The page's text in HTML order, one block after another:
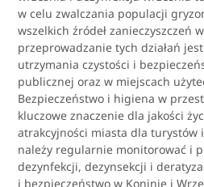
w celu zwalczania populacji
wszelkich źródeł zanieczyszczeń
przeprowadzanie tych działań
utrzymania czystości i
publicznej oraz w miejscach
Bezpieczeństwo i higiena w
kluczowe znaczenie dla jakości
atrakcyjności miasta dla turystów
należy regularnie monitorować i
dezynfekcji, dezynsekcji i
i bezpieczeństwo w Koninie i